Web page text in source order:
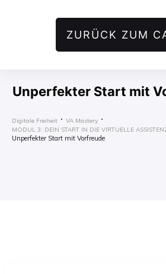
ZURÜCK ZUM
Unperfekter Start mit
Digitale Freiheit
VA Mastery
MODUL 3: DEIN START IN DIE VIRTUELLE
Unperfekter Start mit Vorfreude